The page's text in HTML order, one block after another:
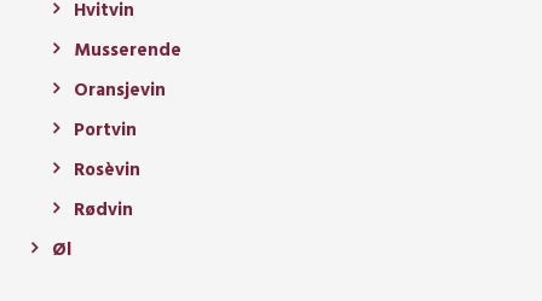
Hvitvin
Musserende
Oransjevin
Portvin
Rosèvin
Rødvin
Øl